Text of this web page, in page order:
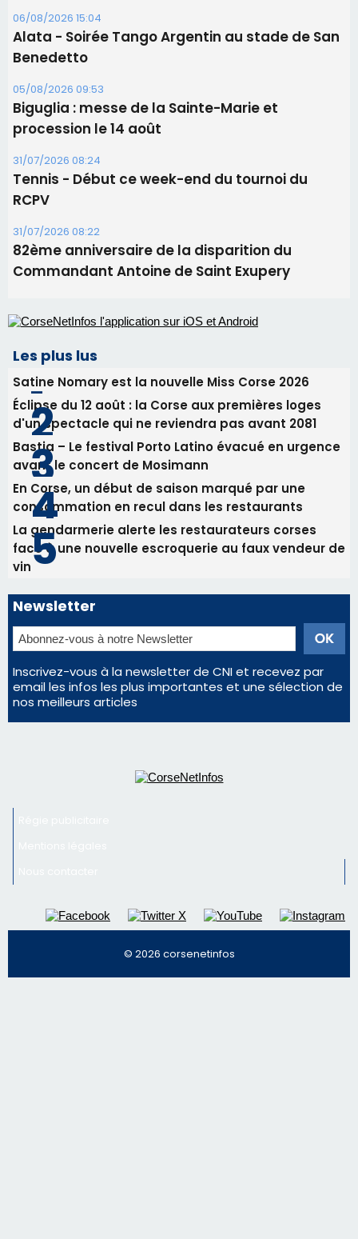
06/08/2026 15:04
Alata - Soirée Tango Argentin au stade de San
Benedetto
05/08/2026 09:53
Biguglia : messe de la Sainte-Marie et
procession le 14 août
31/07/2026 08:24
Tennis - Début ce week-end du tournoi du
RCPV
31/07/2026 08:22
82ème anniversaire de la disparition du
Commandant Antoine de Saint Exupery
Les plus lus
Satine Nomary est la nouvelle Miss Corse 2026
Éclipse du 12 août : la Corse aux premières loges
d'un spectacle qui ne reviendra pas avant 2081
Bastia – Le festival Porto Latino évacué en urgence
avant le concert de Mosimann
En Corse, un début de saison marqué par une
consommation en recul dans les restaurants
La gendarmerie alerte les restaurateurs corses
face à une nouvelle escroquerie au faux vendeur de
vin
Newsletter
Inscrivez-vous à la newsletter de CNI et recevez par
email les infos les plus importantes et une sélection de
nos meilleurs articles
© 2026 corsenetinfos